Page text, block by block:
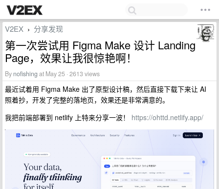
V2EX › 分享发现
第一次尝试用 Figma Make 设计 Landing
Page，效果让我很惊艳啊！
By nofishing at May 25 · 2613 views
最近试着用 Figma Make 出了原型设计稿，然后直接下载下来让 AI
照着抄，开发了完整的落地页，效果还是非常满意的。
我把前端部署到 netlify 上特来分享一波！ https://ohttd.netlify.app/